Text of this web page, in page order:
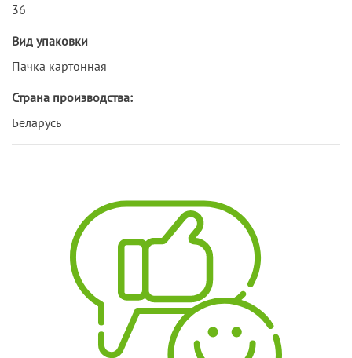
36
Вид упаковки
Пачка картонная
Страна производства:
Беларусь